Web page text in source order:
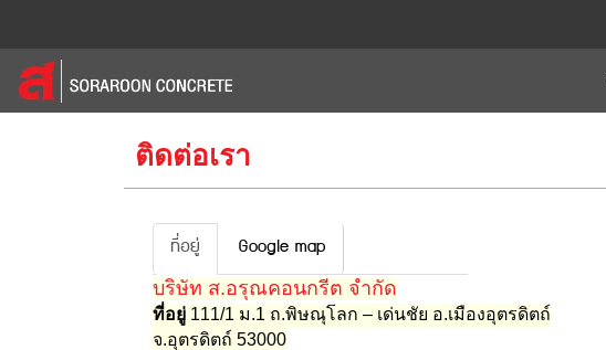
ติดต่อเรา
ที่อยู่ Google map
บริษัท ส.อรุณคอนกรีต จำกัด
ที่อยู่ 111/1 ม.1 ถ.พิษณุโลก – เด่นชัย อ.เมืองอุตรดิตถ์
จ.อุตรดิตถ์ 53000